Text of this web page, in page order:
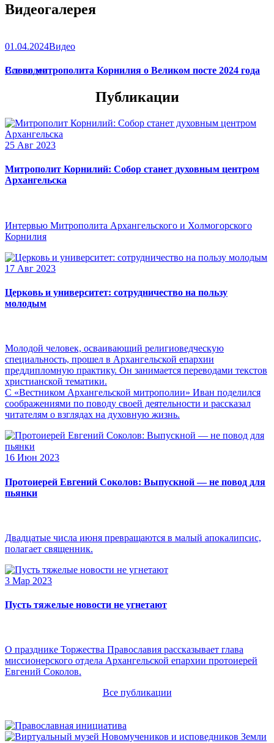
Видеогалерея
01.04.2024Видео
Слово митрополита Корнилия о Великом посте 2024 года
Все видео
Публикации
25 Авг 2023
Митрополит Корнилий: Собор станет духовным центром
Архангельска
Интервью Митрополита Архангельского и Холмогорского
Корнилия
17 Авг 2023
Церковь и университет: сотрудничество на пользу
молодым
Молодой человек, осваивающий религиоведческую
специальность, прошел в Архангельской епархии
преддипломную практику. Он занимается переводами текстов
христианской тематики.
С «Вестником Архангельской митрополии» Иван поделился
соображениями по поводу своей деятельности и рассказал
читателям о взглядах на духовную жизнь.
16 Июн 2023
Протоиерей Евгений Соколов: Выпускной — не повод для
пьянки
Двадцатые числа июня превращаются в малый апокалипсис,
полагает священник.
3 Мар 2023
Пусть тяжелые новости не угнетают
О празднике Торжества Православия рассказывает глава
миссионерского отдела Архангельской епархии протоиерей
Евгений Соколов.
Все публикации